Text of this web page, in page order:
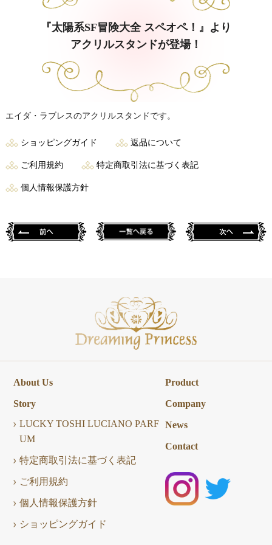
『太陽系SF冒険大全 スペオペ！』より
アクリルスタンドが登場！
エイダ・ラブレスのアクリルスタンドです。
ショッピングガイド 返品について
ご利用規約 特定商取引法に基づく表記
個人情報保護方針
About Us
Story
LUCKY TOSHI LUCIANO PARF
UM
特定商取引法に基づく表記
ご利用規約
個人情報保護方針
ショッピングガイド
Product
Company
News
Contact